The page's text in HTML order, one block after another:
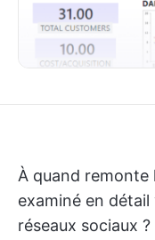
À quand remonte
examiné en
réseaux sociaux